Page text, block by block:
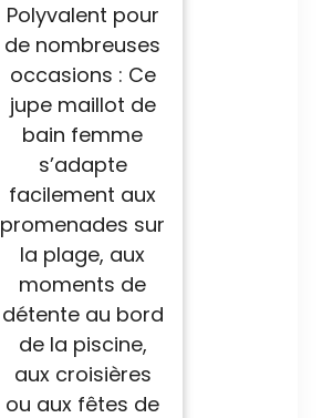
Polyvalent pour
de nombreuses
occasions : Ce
jupe maillot de
bain femme
s’adapte
facilement aux
promenades sur
la plage, aux
moments de
détente au bord
de la piscine,
aux croisières
ou aux fêtes de